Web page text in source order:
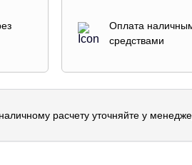
Оплата
средствами
расчету уточняйте у